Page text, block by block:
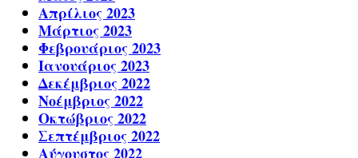
Απρίλιος 2023
Μάρτιος 2023
Φεβρουάριος 2023
Ιανουάριος 2023
Δεκέμβριος 2022
Νοέμβριος 2022
Οκτώβριος 2022
Σεπτέμβριος 2022
Αύγουστος 2022